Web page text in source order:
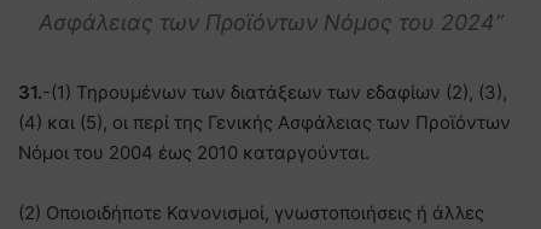
Ασφάλειας των Προϊόντων Νόμος του 2024”
31.-(1) Τηρουμένων των διατάξεων των εδαφίων (2), (3),
(4) και (5), οι περί της Γενικής Ασφάλειας των Προϊόντων
Νόμοι του 2004 έως 2010 καταργούνται.
(2) Οποιοιδήποτε Κανονισμοί, γνωστοποιήσεις ή άλλες